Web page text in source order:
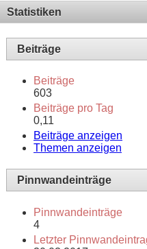
Statistiken
Beiträge
Beiträge
603
Beiträge pro Tag
0,11
Beiträge anzeigen
Themen anzeigen
Pinnwandeinträge
Pinnwandeinträge
4
Letzter